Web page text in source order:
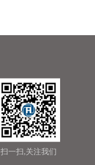
扫一扫,关注我们